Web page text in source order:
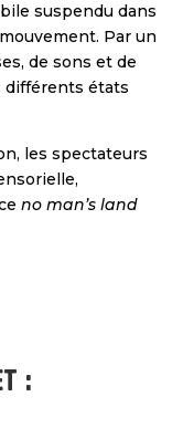
suspendu dans
Par un
de sons et de
différents états
les spectateurs
no man’s land
: